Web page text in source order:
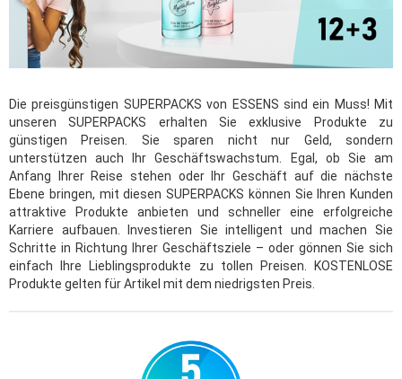
Die preisgünstigen SUPERPACKS von ESSENS sind ein Muss! Mit
unseren SUPERPACKS erhalten Sie exklusive Produkte zu
günstigen Preisen. Sie sparen nicht nur Geld, sondern
unterstützen auch Ihr Geschäftswachstum. Egal, ob Sie am
Anfang Ihrer Reise stehen oder Ihr Geschäft auf die nächste
Ebene bringen, mit diesen SUPERPACKS können Sie Ihren Kunden
attraktive Produkte anbieten und schneller eine erfolgreiche
Karriere aufbauen. Investieren Sie intelligent und machen Sie
Schritte in Richtung Ihrer Geschäftsziele – oder gönnen Sie sich
einfach Ihre Lieblingsprodukte zu tollen Preisen. KOSTENLOSE
Produkte gelten für Artikel mit dem niedrigsten Preis.